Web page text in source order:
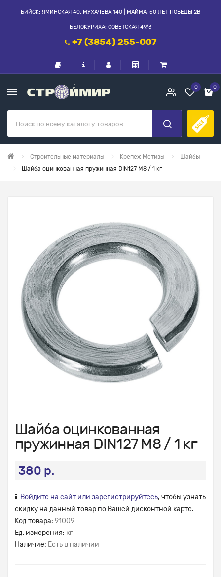
БИЙСК: ЯМИНСКАЯ 40, МУХАЧЁВА 140 | МАЙМА: 50 ЛЕТ ПОБЕДЫ 2В
БЕЛОКУРИХА: СОВЕТСКАЯ 49/3
+7 (3854) 255-007
0 0
Строительные материалы Крепеж Метизы
Шайбы
Шайба оцинкованная пружинная DIN127 М8 / 1 кг
Шайба оцинкованная
пружинная DIN127 М8 / 1 кг
380 р.
Войдите на сайт или зарегистрируйтесь, чтобы узнать
скидку на данный товар по Вашей дисконтной карте.
Код товара: 91009
Ед. измерения: кг
Наличие: Есть в наличии